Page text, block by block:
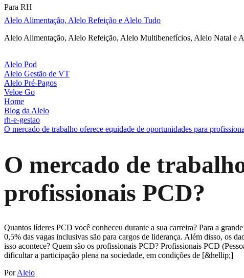
Para RH
Alelo Alimentação, Alelo Refeição e Alelo Tudo
Alelo Alimentação, Alelo Refeição, Alelo Multibenefícios, Alelo Natal e
Alelo Pod
Alelo Gestão de VT
Alelo Pré-Pagos
Veloe Go
Home
Blog da Alelo
rh-e-gestao
O mercado de trabalho oferece equidade de oportunidades para
O mercado de
profissionais PCD?
Quantos líderes PCD você conheceu durante a sua carreira? Para a
0,5% das vagas inclusivas são para cargos de liderança. Além disso, os
isso acontece? Quem são os profissionais PCD? Profissionais PCD
dificultar a participação plena na sociedade, em condições de [&hellip;]
PorAlelo